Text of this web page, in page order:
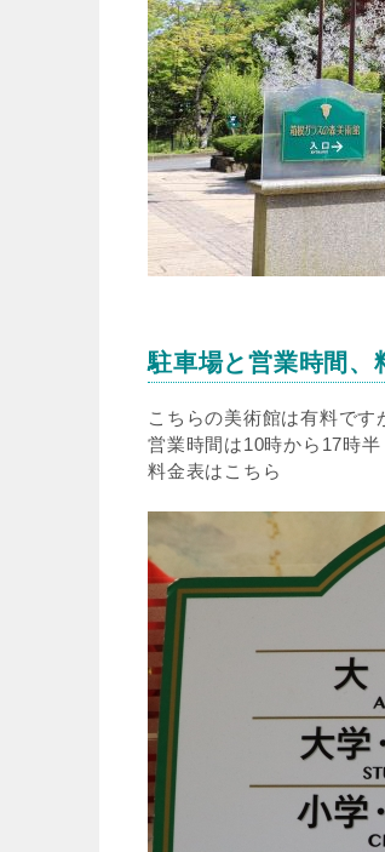
駐車場と営業時間 、
こちらの美術館は有料です
営業時間は10時から17時
料金表はこちら